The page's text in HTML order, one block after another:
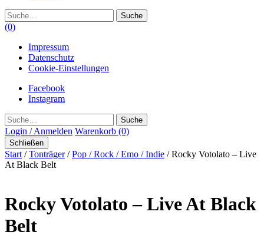
Suche
(0)
Impressum
Datenschutz
Cookie-Einstellungen
Facebook
Instagram
Suche
Login / Anmelden Warenkorb (0)
Schließen
Start /Tonträger/Pop / Rock / Emo / Indie / Rocky Votolato – Live
At Black Belt
Rocky Votolato – Live At Black
Belt